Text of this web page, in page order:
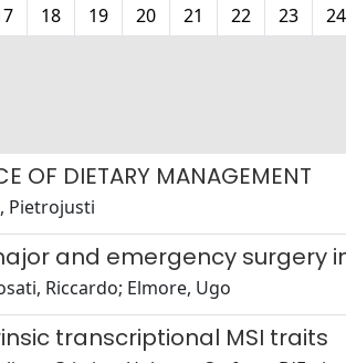
18 19 20 21 22 23 24
OF DIETARY MANAGEMENT
Pietrojusti
and emergency surgery
Riccardo; Elmore, Ugo
transcriptional MSI traits